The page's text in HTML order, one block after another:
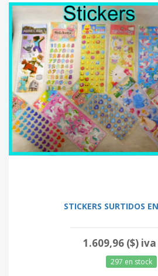
STICKERS SURTIDOS
1.609,96 ($)
297 en stock